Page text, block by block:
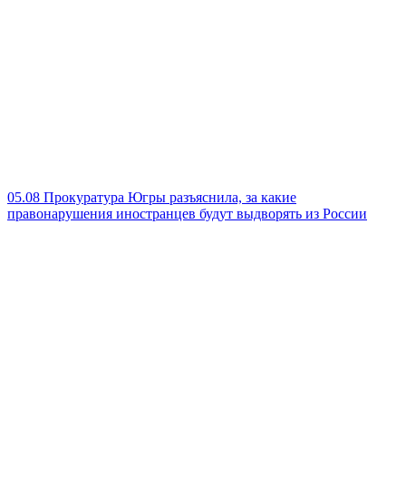
05.08 Прокуратура Югры разъяснила, за какие
правонарушения иностранцев будут выдворять из России